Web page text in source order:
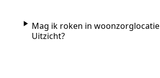
Mag ik roken in woonzorglocatie
Uitzicht?